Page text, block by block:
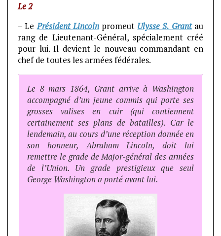
Le 2
– LePrésident Lincolnpromeut Ulysse S. Grantau
rang de Lieutenant-Général, spécialement créé
pour lui. Il devient le nouveau commandant en
chef de toutes les armées fédérales.
Le 8 mars 1864, Grant arrive à Washington
accompagné d’un jeune commis qui porte ses
grosses valises en cuir (qui contiennent
certainement ses plans de batailles). Car le
lendemain, au cours d’une réception donnée en
son honneur, Abraham Lincoln, doit lui
remettre le grade de Major-général des armées
de l’Union. Un grade prestigieux que seul
George Washington a porté avant lui.